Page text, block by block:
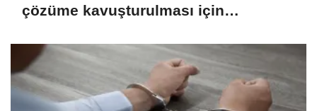
çözüme kavuşturulması için